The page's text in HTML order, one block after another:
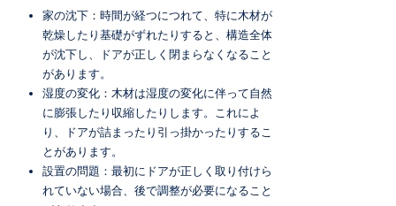
家の沈下：時間が経つにつれて、特に木材が
乾燥したり基礎がずれたりすると、構造全体
が沈下し、ドアが正しく閉まらなくなること
があります。
湿度の変化：木材は湿度の変化に伴って自然
に膨張したり収縮したりします。これによ
り、ドアが詰まったり引っ掛かったりするこ
とがあります。
設置の問題：最初にドアが正しく取り付けら
れていない場合、後で調整が必要になること